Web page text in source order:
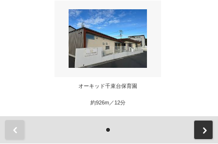
オーキッド千束台保育園
約926m／12分